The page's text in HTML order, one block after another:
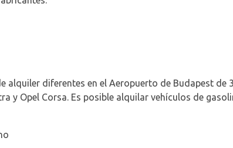
alquiler diferentes en el Aeropuerto de Budapest de
y Opel Corsa. Es posible alquilar vehículos de